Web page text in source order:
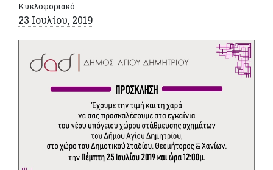
Κυκλοφοριακό
23 Ιουλίου, 2019